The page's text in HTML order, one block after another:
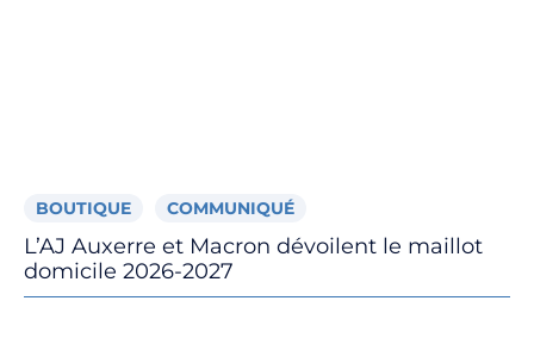
BOUTIQUE COMMUNIQUÉ
L’AJ Auxerre et Macron dévoilent le maillot
domicile 2026-2027